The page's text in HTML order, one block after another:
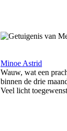
Minoe Astrid
Wauw, wat een
binnen de drie
Veel licht